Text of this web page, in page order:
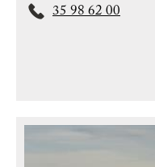
35 98 62 00